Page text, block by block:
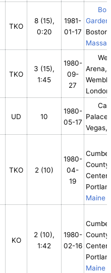
TKO
8 (15),
0:20
1981-
01-17
Garden
Boston,
TKO
3 (15),
1:45
1980-
09-
27
Arena,
London
UD 10
1980-
05-17
Vegas,
TKO 2 (10)
1980-
04-
19
Center
Maine
KO
2 (10),
1:42
1980-
02-16 Center
Maine